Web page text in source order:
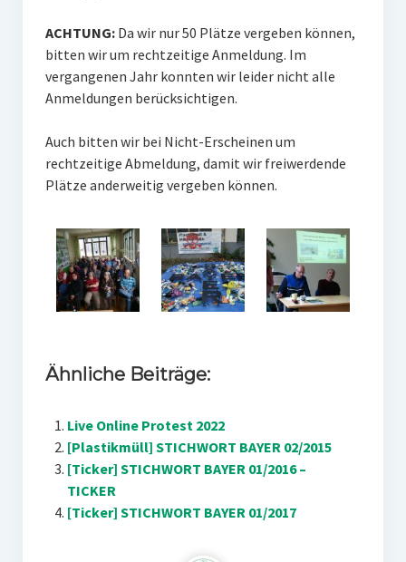
ACHTUNG:Da wir nur 50 Plätze vergeben können,
bitten wir um rechtzeitige Anmeldung. Im
vergangenen Jahr konnten wir leider nicht alle
Anmeldungen berücksichtigen.
Auch bitten wir bei Nicht-Erscheinen um
rechtzeitige Abmeldung, damit wir freiwerdende
Plätze anderweitig vergeben können.
Ähnliche Beiträge:
Live Online Protest 2022
[Plastikmüll] STICHWORT BAYER 02/2015
[Ticker] STICHWORT BAYER 01/2016 –
TICKER
[Ticker] STICHWORT BAYER 01/2017